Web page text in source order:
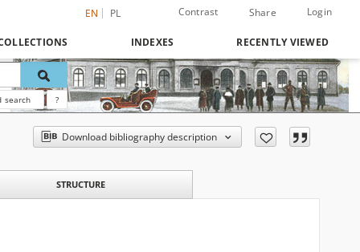
EN PL Contrast Share Login
INDEXES RECENTLY VIEWED
search ?
Download bibliography description
STRUCTURE